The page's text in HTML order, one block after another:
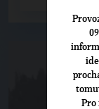
Pro